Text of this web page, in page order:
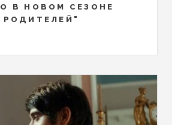
В НОВОМ СЕЗОНЕ